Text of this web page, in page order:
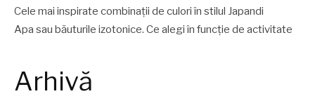
Cele mai inspirate combinații de culori în stilul Japandi
Apa sau băuturile izotonice. Ce alegi în funcție de activitate
Arhivă